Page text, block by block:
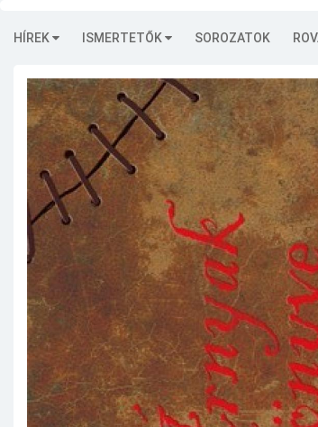
HÍREK ISMERTETŐK SOROZATOK